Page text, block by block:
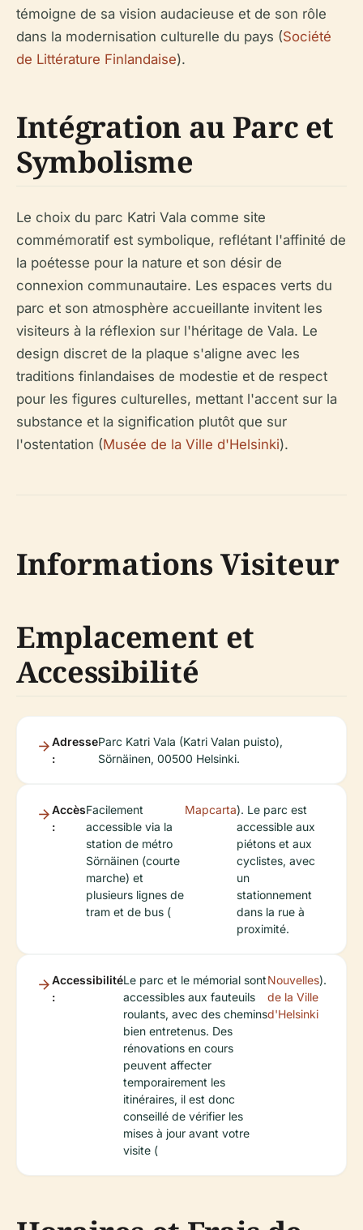
témoigne de sa vision audacieuse et de son rôle
dans la modernisation culturelle du pays (Société
de Littérature Finlandaise).
Intégration au Parc et
Symbolisme
Le choix du parc Katri Vala comme site
commémoratif est symbolique, reflétant l'affinité de
la poétesse pour la nature et son désir de
connexion communautaire. Les espaces verts du
parc et son atmosphère accueillante invitent les
visiteurs à la réflexion sur l'héritage de Vala. Le
design discret de la plaque s'aligne avec les
traditions finlandaises de modestie et de respect
pour les figures culturelles, mettant l'accent sur la
substance et la signification plutôt que sur
l'ostentation (Musée de la Ville d'Helsinki).
Informations Visiteur
Emplacement et
Accessibilité
Adresse
:
Parc Katri Vala (Katri Valan puisto),
Sörnäinen, 00500 Helsinki.
Accès
:
Facilement
accessible via la
station de métro
Sörnäinen (courte
marche) et
plusieurs lignes de
tram et de bus (
Mapcarta). Le parc est
accessible aux
piétons et aux
cyclistes, avec
un
stationnement
dans la rue à
proximité.
Accessibilité
:
Le parc et le mémorial sont
accessibles aux fauteuils
roulants, avec des chemins
bien entretenus. Des
rénovations en cours
peuvent affecter
temporairement les
itinéraires, il est donc
conseillé de vérifier les
mises à jour avant votre
visite (
Nouvelles
de la Ville
d'Helsinki
).